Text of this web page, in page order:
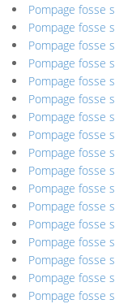
Pompage fosse
Pompage fosse
Pompage fosse
Pompage fosse
Pompage fosse
Pompage fosse
Pompage fosse
Pompage fosse
Pompage fosse
Pompage fosse
Pompage fosse
Pompage fosse
Pompage fosse
Pompage fosse
Pompage fosse
Pompage fosse
Pompage fosse